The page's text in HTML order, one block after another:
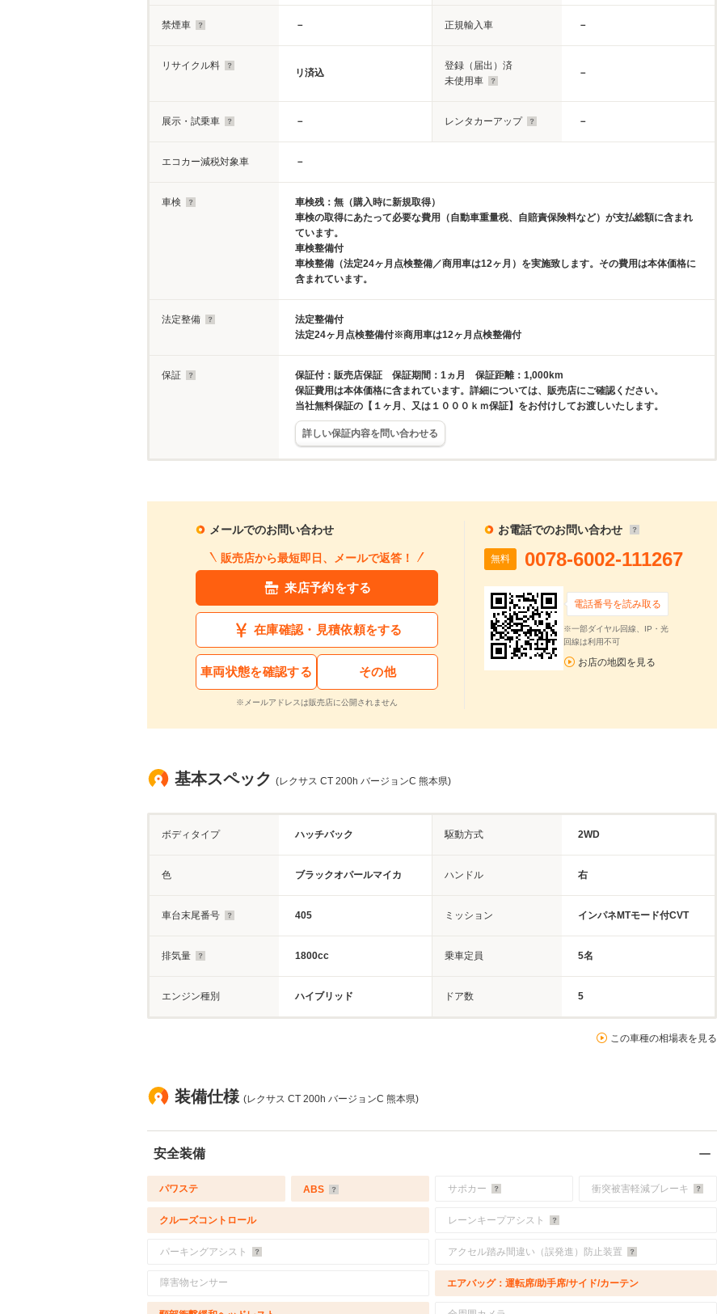
禁煙車 － 正規輸入車 －
リサイクル料
リ済込
登録（届出）済
未使用車
－
展示・試乗車 － レンタカーアップ －
エコカー減税対象車 －
車検
車検残：無（購入時に新規取得）
車検の取得にあたって必要な費用（自動車重量税、自賠責保険料など）が支払総額に含まれ
ています。
車検整備付
車検整備（法定24ヶ月点検整備／商用車は12ヶ月）を実施致します。その費用は本体価格に
含まれています。
法定整備
法定整備付
法定24ヶ月点検整備付※商用車は12ヶ月点検整備付
保証
保証付：販売店保証 保証期間：1ヵ月 保証距離：1,000km
保証費用は本体価格に含まれています。詳細については、販売店にご確認ください。
当社無料保証の【１ヶ月、又は１０００ｋｍ保証】をお付けしてお渡しいたします。
詳しい保証内容を問い合わせる
メールでのお問い合わせ
販売店から最短即日、メールで返答！
来店予約をする
在庫確認・見積依頼をする
車両状態を確認する その他
※メールアドレスは販売店に公開されません
お電話でのお問い合わせ
無料 0078-6002-111267
電話番号を読み取る
※一部ダイヤル回線、IP・光
回線は利用不可
お店の地図を見る
基本スペック (レクサス CT 200h バージョンC 熊本県)
ボディタイプ ハッチバック 駆動方式 2WD
色 ブラックオパールマイカ ハンドル 右
車台末尾番号 405 ミッション インパネMTモード付CVT
排気量 1800cc 乗車定員 5名
エンジン種別 ハイブリッド ドア数 5
この車種の相場表を見る
装備仕様 (レクサス CT 200h バージョンC 熊本県)
安全装備
パワステ ABS サポカー 衝突被害軽減ブレーキ
クルーズコントロール レーンキープアシスト
パーキングアシスト アクセル踏み間違い（誤発進）防止装置
障害物センサー エアバッグ：運転席/助手席/サイド/カーテン